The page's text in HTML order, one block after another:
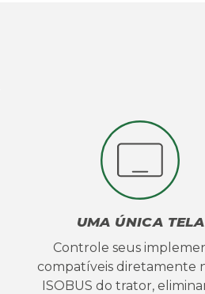
UMA ÚNICA TELA
Controle seus
compatíveis diretamente
ISOBUS do trator,